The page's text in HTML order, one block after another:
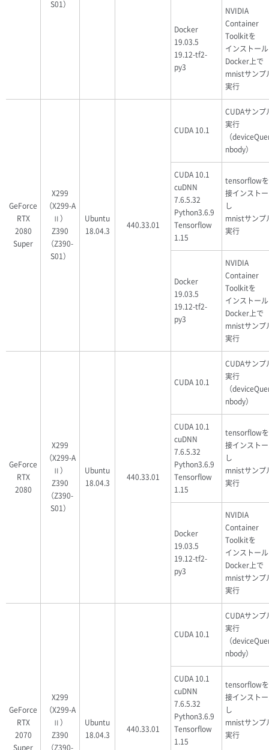
S01）
Docker
19.03.5
19.12-tf2-
py3
NVIDIA
Container
Toolkitを
インストー
Docker上で
mnistサンプ
実行
GeForce
RTX
2080
Super
X299
（X299-A
Ⅱ）
Z390
（Z390-
S01）
Ubuntu
18.04.3
440.33.01
CUDA 10.1
CUDAサンプ
実行
（
nbody）
CUDA 10.1
cuDNN
7.6.5.32
Python3.6.9
Tensorflow
1.15
tensorflow
接インスト
し
mnistサンプ
実行
Docker
19.03.5
19.12-tf2-
py3
NVIDIA
Container
Toolkitを
インストー
Docker上で
mnistサンプ
実行
GeForce
RTX
2080
X299
（X299-A
Ⅱ）
Z390
（Z390-
S01）
Ubuntu
18.04.3
440.33.01
CUDA 10.1
CUDAサンプ
実行
（
nbody）
CUDA 10.1
cuDNN
7.6.5.32
Python3.6.9
Tensorflow
1.15
tensorflow
接インスト
し
mnistサンプ
実行
Docker
19.03.5
19.12-tf2-
py3
NVIDIA
Container
Toolkitを
インストー
Docker上で
mnistサンプ
実行
GeForce
RTX
2070
Super
X299
（X299-A
Ⅱ）
Z390
（Z390-
Ubuntu
18.04.3
440.33.01
CUDA 10.1
CUDAサンプ
実行
（
nbody）
CUDA 10.1
cuDNN
7.6.5.32
Python3.6.9
Tensorflow
1.15
tensorflow
接インスト
し
mnistサンプ
実行